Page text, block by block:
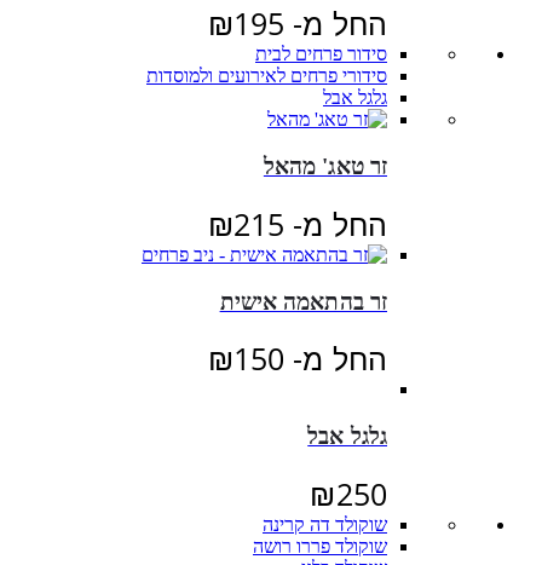
החל מ- ₪195
סידור פרחים לבית
סידורי פרחים לאירועים ולמוסדות
גלגל אבל
זר טאג' מהאל
החל מ- ₪215
זר בהתאמה אישית
החל מ- ₪150
גלגל אבל
₪250
שוקולד דה קרינה
שוקולד פררו רושה